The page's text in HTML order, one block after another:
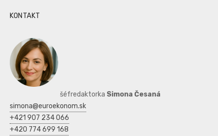
KONTAKT
šéfredaktorka Simona Česaná
simona@euroekonom.sk
+421 907 234 066
+420 774 699 168